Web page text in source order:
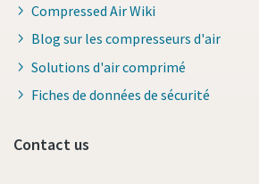
Compressed Air Wiki
Blog sur les compresseurs d'air
Solutions d'air comprimé
Fiches de données de sécurité
Contact us